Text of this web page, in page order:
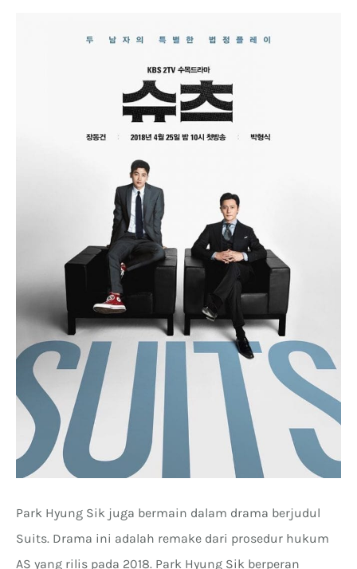
Park Hyung Sik juga bermain dalam drama berjudul
Suits. Drama ini adalah remake dari prosedur hukum
AS yang rilis pada 2018. Park Hyung Sik berperan